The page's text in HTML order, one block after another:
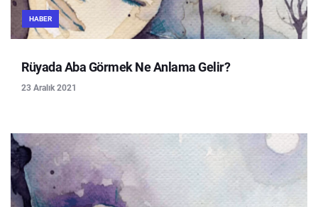
HABER
Rüyada Aba Görmek Ne Anlama Gelir?
23 Aralık 2021